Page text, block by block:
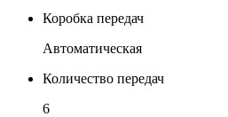
Коробка передач
Автоматическая
Количество передач
6